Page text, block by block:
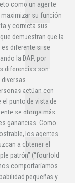
como un agente
su función
y correcta sus
demuestran que la
diferente si se
la DAP, por
diferencias son
actúan con
punto de vista de
se otorga más
ganancias. Como
los agentes
a obtener el
patrón” (“fourfold
comportaríamos
pequeñas y